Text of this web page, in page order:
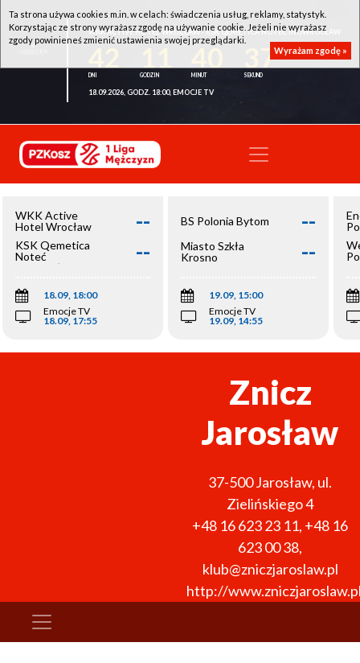
WKK ACTIVE HOTEL WROCŁAW - KSK QEMETICA NOTEĆ INOWROCŁAW
37
18.09.2026, GODZ. 18:00, EMOCJE TV
WKK Active
Hotel Wrocław
--
KSK Qemetica
Noteć
Inowrocław
--
18.09, 18:00
Emocje TV
18.09, 17:55
BS Polonia Bytom --
Miasto Szkła
Krosno
--
19.09, 15:00
Emocje TV
19.09, 14:55
Znicz
Jarosław
37-500Jarosław, ul.
Zielińskiego 4
+48 16 623 23 11, +48 16
623 00 38,
klub@zniczjaroslaw.pl
http://
Ta strona używa cookies m.in. w celach: świadczenia usług, reklamy, statystyk.
Korzystając ze strony wyrażasz zgodę na używanie cookie. Jeżeli nie wyrażasz
zgody powinieneś zmienić ustawienia swojej przeglądarki.
Wyrażam zgodę »